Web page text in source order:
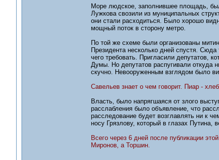
Море людское, заполнившее площадь,
Лужкова свозили из муниципальных
они стали расходиться. Было хорошо
мощный поток в сторону метро.
По той же схеме были организованы
Президента несколько дней спустя. Сюда
чего требовать. Пригласили депутатов,
Думы. Но депутатов распугивали откуда
скучно. Невооруженным взглядом было
Савельев знает о чем говорит. Пиар -
Власть, было напрягшаяся от злого
расслабления было объявление, что
расследование будет возглавлять ни к
носу Грязлову, который в глазах
Всего через 6 дней после публикации
Миронов, а Торшин.